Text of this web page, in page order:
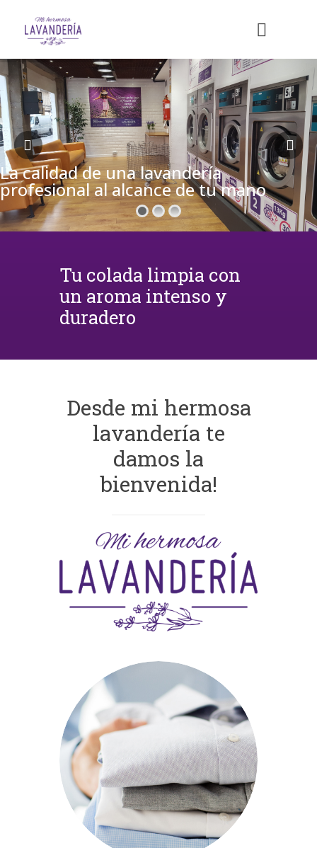
La calidad de una lavandería
profesional al alcance de tu mano
Tu colada limpia con
un aroma intenso y
duradero
Desde mi hermosa
lavandería te
damos la
bienvenida!